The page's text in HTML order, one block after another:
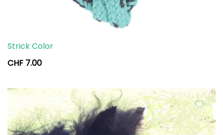
Strick Color
CHF 7.00